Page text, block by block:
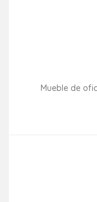
Mueble de